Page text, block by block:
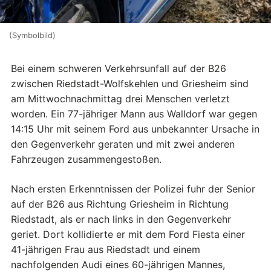
(Symbolbild)
Bei einem schweren Verkehrsunfall auf der B26
zwischen Riedstadt-Wolfskehlen und Griesheim sind
am Mittwochnachmittag drei Menschen verletzt
worden. Ein 77-jähriger Mann aus Walldorf war gegen
14:15 Uhr mit seinem Ford aus unbekannter Ursache in
den Gegenverkehr geraten und mit zwei anderen
Fahrzeugen zusammengestoßen.
Nach ersten Erkenntnissen der Polizei fuhr der Senior
auf der B26 aus Richtung Griesheim in Richtung
Riedstadt, als er nach links in den Gegenverkehr
geriet. Dort kollidierte er mit dem Ford Fiesta einer
41-jährigen Frau aus Riedstadt und einem
nachfolgenden Audi eines 60-jährigen Mannes,